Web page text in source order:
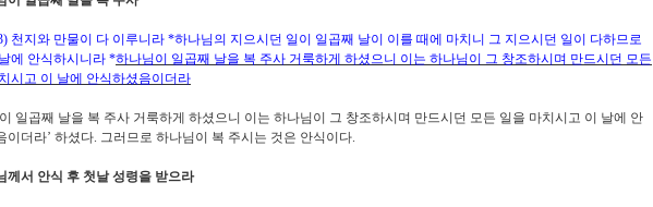
천지와 만물이 다 이루니라 *하나님의 지으시던 일이 일곱째 날이 이를 때에 마치니 그 지으시던 일이 다하므로
에 안식하시니라 *하나님이 일곱째 날을 복 주사 거룩하게 하셨으니 이는 하나님이 그 창조하시며 만드시던 모든
시고 이 날에 안식하셨음이더라
일곱째 날을 복 주사 거룩하게 하셨으니 이는 하나님이 그 창조하시며 만드시던 모든 일을 마치시고 이 날에 안
이더라’ 하셨다. 그러므로 하나님이 복 주시는 것은 안식이다.
께서 안식 후 첫날 성령을 받으라